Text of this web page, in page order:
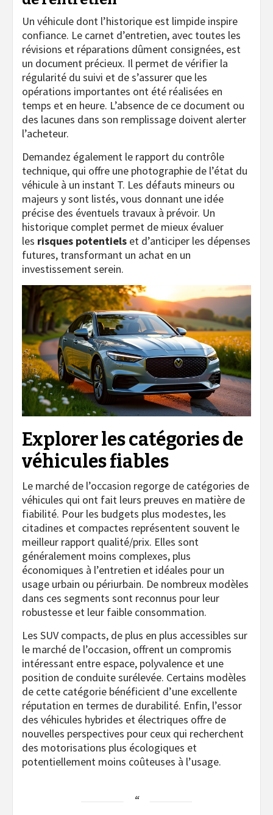
Un véhicule dont l’historique est limpide inspire
confiance. Le carnet d’entretien, avec toutes les
révisions et réparations dûment consignées, est
un document précieux. Il permet de vérifier la
régularité du suivi et de s’assurer que les
opérations importantes ont été réalisées en
temps et en heure. L’absence de ce document ou
des lacunes dans son remplissage doivent alerter
l’acheteur.
Demandez également le rapport du contrôle
technique, qui offre une photographie de l’état du
véhicule à un instant T. Les défauts mineurs ou
majeurs y sont listés, vous donnant une idée
précise des éventuels travaux à prévoir. Un
historique complet permet de mieux évaluer
les risques potentiels et d’anticiper les dépenses
futures, transformant un achat en un
investissement serein.
Explorer les catégories de
véhicules fiables
Le marché de l’occasion regorge de catégories de
véhicules qui ont fait leurs preuves en matière de
fiabilité. Pour les budgets plus modestes, les
citadines et compactes représentent souvent le
meilleur rapport qualité/prix. Elles sont
généralement moins complexes, plus
économiques à l’entretien et idéales pour un
usage urbain ou périurbain. De nombreux modèles
dans ces segments sont reconnus pour leur
robustesse et leur faible consommation.
Les SUV compacts, de plus en plus accessibles sur
le marché de l’occasion, offrent un compromis
intéressant entre espace, polyvalence et une
position de conduite surélevée. Certains modèles
de cette catégorie bénéficient d’une excellente
réputation en termes de durabilité. Enfin, l’essor
des véhicules hybrides et électriques offre de
nouvelles perspectives pour ceux qui recherchent
des motorisations plus écologiques et
potentiellement moins coûteuses à l’usage.